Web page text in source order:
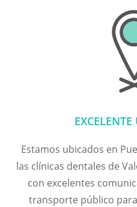
Estamos ubicados en
las clínicas dentales de
con excelentes
transporte público